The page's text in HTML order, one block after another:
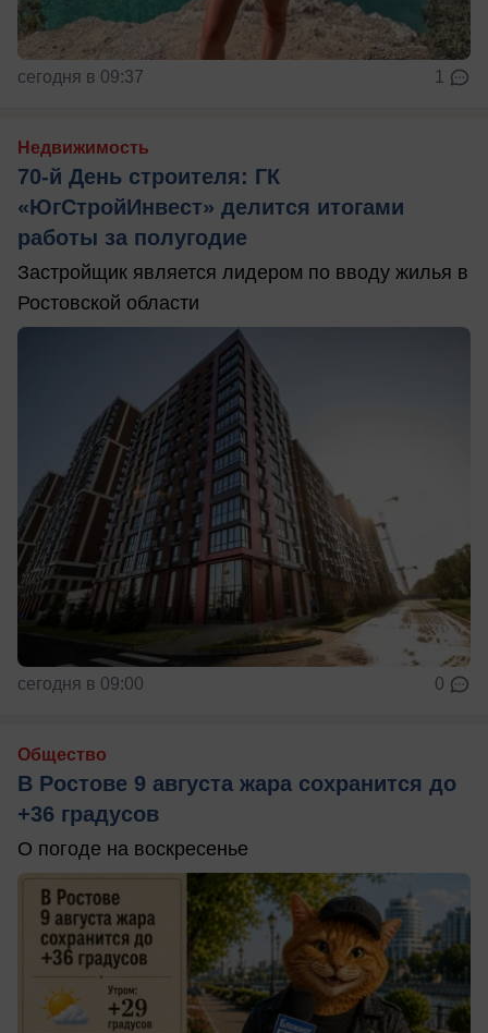
сегодня в 09:37 1
Недвижимость
70-й День строителя: ГК
«ЮгСтройИнвест» делится итогами
работы за полугодие
Застройщик является лидером по вводу жилья в
Ростовской области
сегодня в 09:00 0
Общество
В Ростове 9 августа жара сохранится до
+36 градусов
О погоде на воскресенье